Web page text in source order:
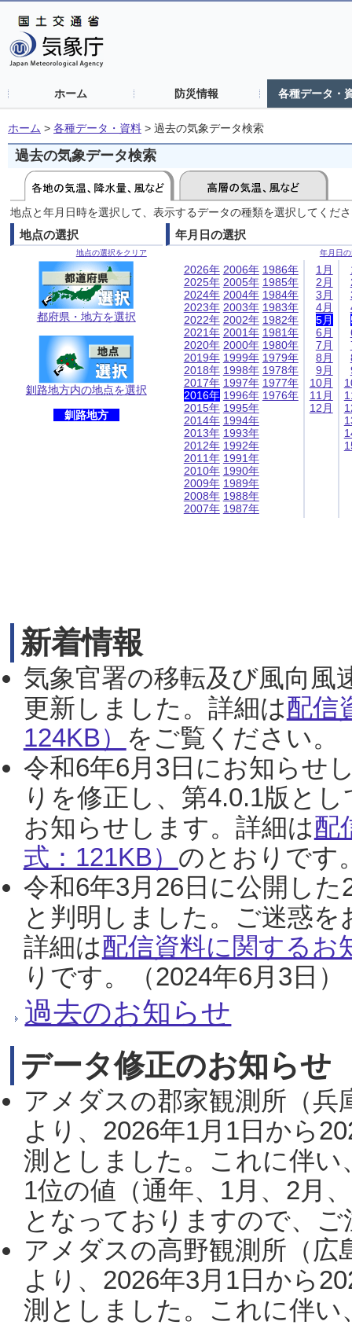
ホーム 防災情報 各種データ・
ホーム > 各種データ・資料 > 過去の気象データ検索
過去の気象データ検索
地点と年月日時を選択して、表示するデータの種類を選択してくだ
地点の選択
地点の選択をクリア
都府県・地方を選択
釧路地方内の地点を選択
釧路地方
年月日の選択
年月日
2026年
2025年
2024年
2023年
2022年
2021年
2020年
2019年
2018年
2017年
2016年
2015年
2014年
2013年
2012年
2011年
2010年
2009年
2008年
2007年
2006年
2005年
2004年
2003年
2002年
2001年
2000年
1999年
1998年
1997年
1996年
1995年
1994年
1993年
1992年
1991年
1990年
1989年
1988年
1987年
1986年
1985年
1984年
1983年
1982年
1981年
1980年
1979年
1978年
1977年
1976年
1月
2月
3月
4月
5月
6月
7月
8月
9月
10月
11月
12月
新着情報
気象官署の移転及び風向風
更新しました。詳細は配信
124KB） をご覧ください。
令和6年6月3日にお知らせ
りを修正し、第4.0.1版と
お知らせします。詳細は配
式：121KB） のとおりです
令和6年3月26日に公開し
と判明しました。ご迷惑
詳細は配信資料に関するお
りです。（2024年6月3日）
過去のお知らせ
データ修正のお知らせ
アメダスの郡家観測所（
より、2026年1月1日から
測としました。これに伴い
1位の値（通年、1月、2月
となっておりますので、
アメダスの高野観測所（
より、2026年3月1日から
測としました。これに伴い